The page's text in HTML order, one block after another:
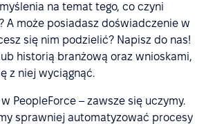
na temat tego, co czyni
A może posiadasz doświadczenie w
się nim podzielić? Napisz do nas!
historią branżową oraz wnioskami,
z niej wyciągnąć.
PeopleForce – zawsze się uczymy.
sprawniej automatyzować procesy